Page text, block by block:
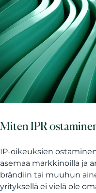
Miten IPR
IP-oikeuksien
asemaa markkinoilla ja
brändiin tai muuhun
yrityksellä ei vielä ole